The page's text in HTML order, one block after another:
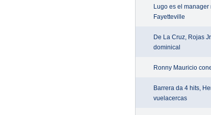
Lugo es el
Fayetteville
De La Cruz, Rojas
dominical
Ronny Mauricio
Barrera da 4 hits,
vuelacercas